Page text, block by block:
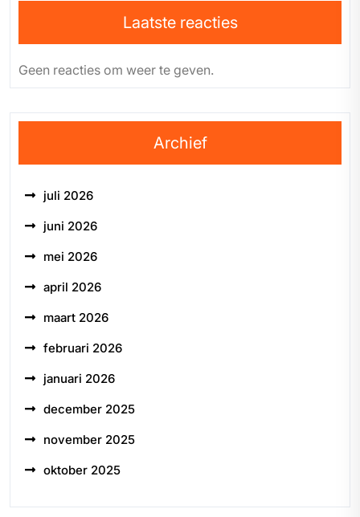
Laatste reacties
Geen reacties om weer te geven.
Archief
juli 2026
juni 2026
mei 2026
april 2026
maart 2026
februari 2026
januari 2026
december 2025
november 2025
oktober 2025